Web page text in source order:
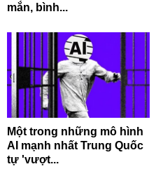
mắn, bình...
Một trong những mô hình
AI mạnh nhất Trung Quốc
tự 'vượt...